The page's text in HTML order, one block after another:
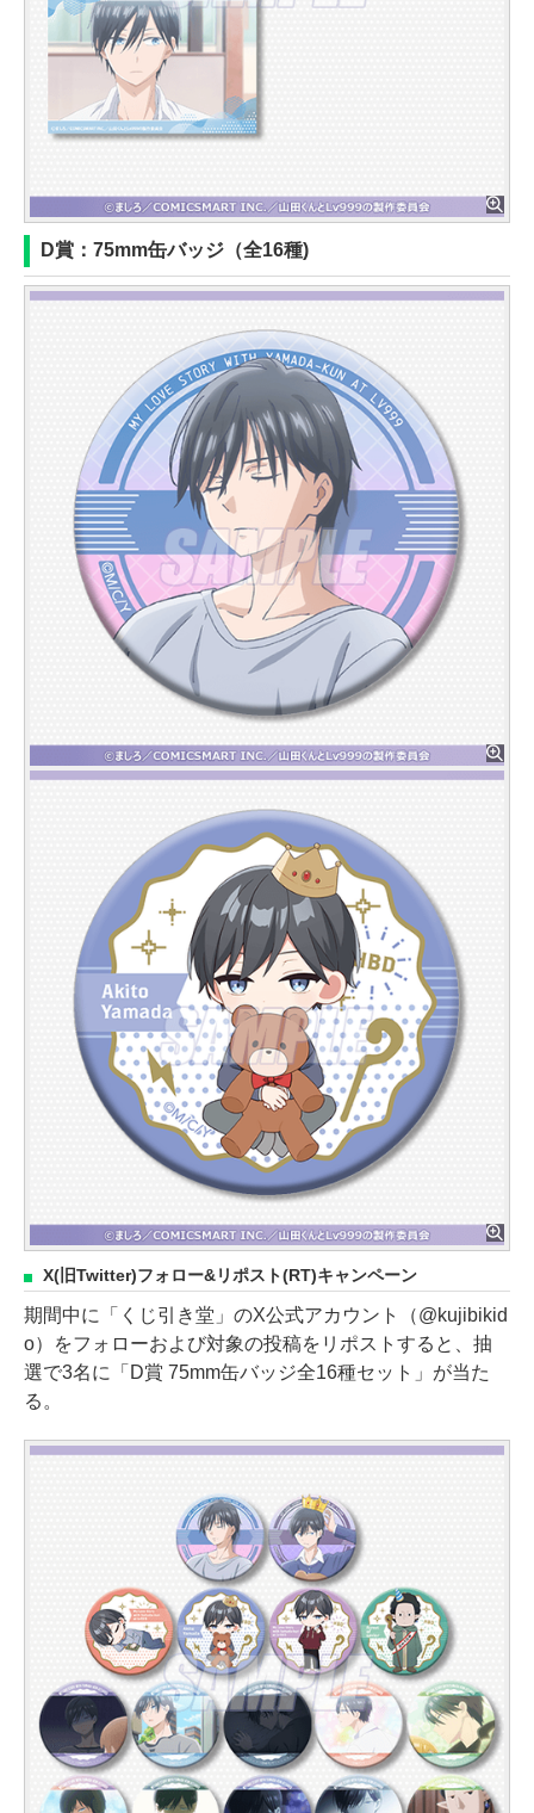
D賞：75mm缶バッジ（全16種)
X(旧Twitter)フォロー&リポスト(RT)キャンペーン
期間中に「くじ引き堂」のX公式アカウント（@kujibikid
o）をフォローおよび対象の投稿をリポストすると、抽
選で3名に「D賞 75mm缶バッジ全16種セット」が当た
る。